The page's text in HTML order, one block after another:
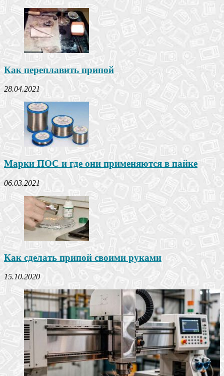
Как переплавить припой
28.04.2021
Марки ПОС и где они применяются в пайке
06.03.2021
Как сделать припой своими руками
15.10.2020